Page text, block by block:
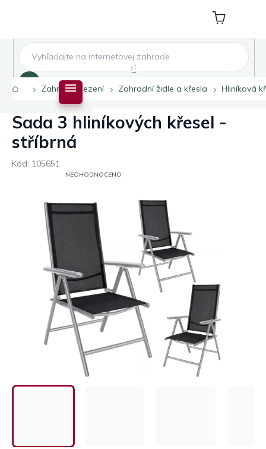
Nákupní
košík
DomůZahradní sezení Zahradní židle a křesla Hliníková
Sada 3 hliníkových křesel -
stříbrná
Kód: 105651
PRŮMĚRNÉ
HVĚZDIČEK.
NEOHODNOCENO